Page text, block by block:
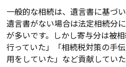
一般的な相続は、遺言書に基づ
遺言書がない場合は法定相続分
が多いです。しかし寄与分は被
行っていた」「相続税対策の手
用をしていた」など貢献してい